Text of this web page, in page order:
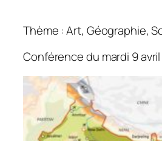
Thème : Art, Géographie,
Conférence du mardi 9 avril